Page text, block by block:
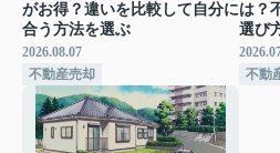
がお得？違いを比較して自分に
合う方法を選ぶ
2026.08.07
不動産売却
は？
選び
不動